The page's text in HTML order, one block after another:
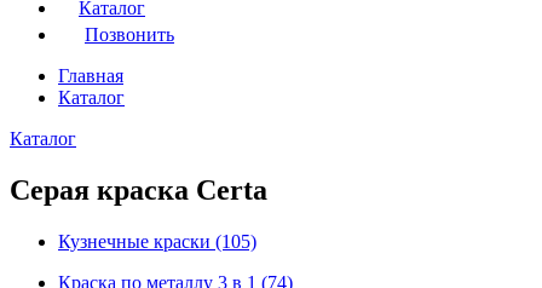
Каталог
Позвонить
Главная
Каталог
Каталог
Серая краска Certa
Кузнечные краски (105)
Краска по металлу 3 в 1 (74)